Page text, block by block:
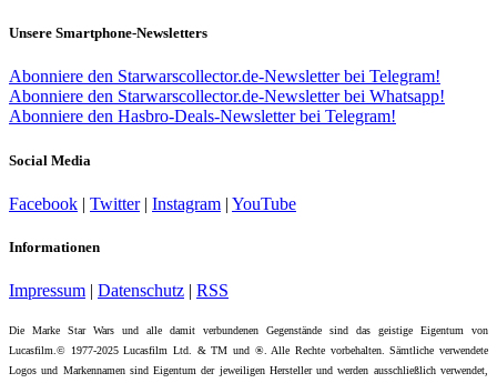
Unsere Smartphone-Newsletters
Abonniere den Starwarscollector.de-Newsletter bei Telegram!
Abonniere den Starwarscollector.de-Newsletter bei Whatsapp!
Abonniere den Hasbro-Deals-Newsletter bei Telegram!
Social Media
Facebook | Twitter| Instagram | YouTube
Informationen
Impressum | Datenschutz | RSS
Die Marke Star Wars und alle damit verbundenen Gegenstände sind das geistige Eigentum von
Lucasfilm.© 1977-2025 Lucasfilm Ltd. & TM und ®. Alle Rechte vorbehalten. Sämtliche verwendete
Logos und Markennamen sind Eigentum der jeweiligen Hersteller und werden ausschließlich verwendet,